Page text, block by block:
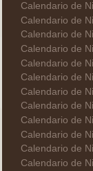
Calendario de
Calendario de
Calendario de
Calendario de
Calendario de
Calendario de
Calendario de
Calendario de
Calendario de
Calendario de
Calendario de
Calendario de